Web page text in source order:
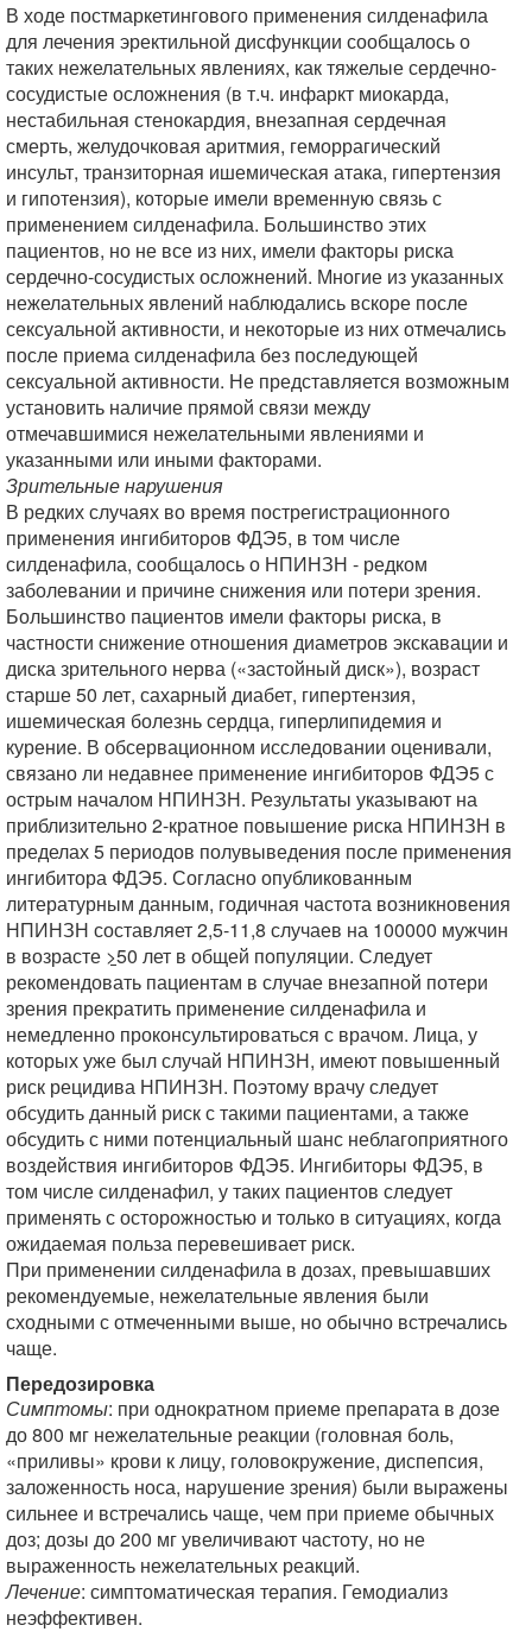
В ходе постмаркетингового применения силденафила
для лечения эректильной дисфункции сообщалось о
таких нежелательных явлениях, как тяжелые сердечно-
сосудистые осложнения (в т.ч. инфаркт миокарда,
нестабильная стенокардия, внезапная сердечная
смерть, желудочковая аритмия, геморрагический
инсульт, транзиторная ишемическая атака, гипертензия
и гипотензия), которые имели временную связь с
применением силденафила. Большинство этих
пациентов, но не все из них, имели факторы риска
сердечно-сосудистых осложнений. Многие из указанных
нежелательных явлений наблюдались вскоре после
сексуальной активности, и некоторые из них отмечались
после приема силденафила без последующей
сексуальной активности. Не представляется возможным
установить наличие прямой связи между
отмечавшимися нежелательными явлениями и
указанными или иными факторами.
Зрительные нарушения
В редких случаях во время пострегистрационного
применения ингибиторов ФДЭ5, в том числе
силденафила, сообщалось о НПИНЗН - редком
заболевании и причине снижения или потери зрения.
Большинство пациентов имели факторы риска, в
частности снижение отношения диаметров экскавации и
диска зрительного нерва («застойный диск»), возраст
старше 50 лет, сахарный диабет, гипертензия,
ишемическая болезнь сердца, гиперлипидемия и
курение. В обсервационном исследовании оценивали,
связано ли недавнее применение ингибиторов ФДЭ5 с
острым началом НПИНЗН. Результаты указывают на
приблизительно 2-кратное повышение риска НПИНЗН в
пределах 5 периодов полувыведения после применения
ингибитора ФДЭ5. Согласно опубликованным
литературным данным, годичная частота возникновения
НПИНЗН составляет 2,5-11,8 случаев на 100000 мужчин
в возрасте >50 лет в общей популяции. Следует
рекомендовать пациентам в случае внезапной потери
зрения прекратить применение силденафила и
немедленно проконсультироваться с врачом. Лица, у
которых уже был случай НПИНЗН, имеют повышенный
риск рецидива НПИНЗН. Поэтому врачу следует
обсудить данный риск с такими пациентами, а также
обсудить с ними потенциальный шанс неблагоприятного
воздействия ингибиторов ФДЭ5. Ингибиторы ФДЭ5, в
том числе силденафил, у таких пациентов следует
применять с осторожностью и только в ситуациях, когда
ожидаемая польза перевешивает риск.
При применении силденафила в дозах, превышавших
рекомендуемые, нежелательные явления были
сходными с отмеченными выше, но обычно встречались
чаще.
Передозировка
Симптомы: при однократном приеме препарата в дозе
до 800 мг нежелательные реакции (головная боль,
«приливы» крови к лицу, головокружение, диспепсия,
заложенность носа, нарушение зрения) были выражены
сильнее и встречались чаще, чем при приеме обычных
доз; дозы до 200 мг увеличивают частоту, но не
выраженность нежелательных реакций.
Лечение: симптоматическая терапия. Гемодиализ
неэффективен.